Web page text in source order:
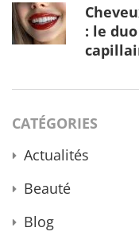
: le
CATÉGORIES
Actualités
Beauté
Blog